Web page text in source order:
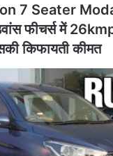
7 Seater
फीचर्स में
किफायती कीमत